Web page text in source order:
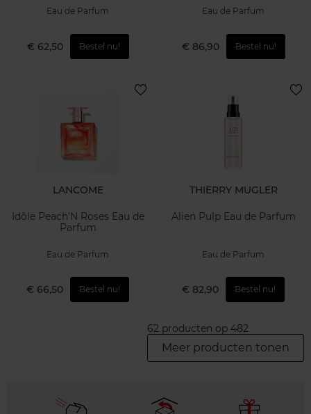
Eau de Parfum
€ 62,50 Bestel nu!
Eau de Parfum
€ 86,90 Bestel nu!
LANCOME
Idôle Peach'N Roses Eau de
Parfum
Eau de Parfum
€ 66,50 Bestel nu!
THIERRY MUGLER
Alien Pulp Eau de Parfum
Eau de Parfum
€ 82,90 Bestel nu!
62 producten op 482
Meer producten tonen